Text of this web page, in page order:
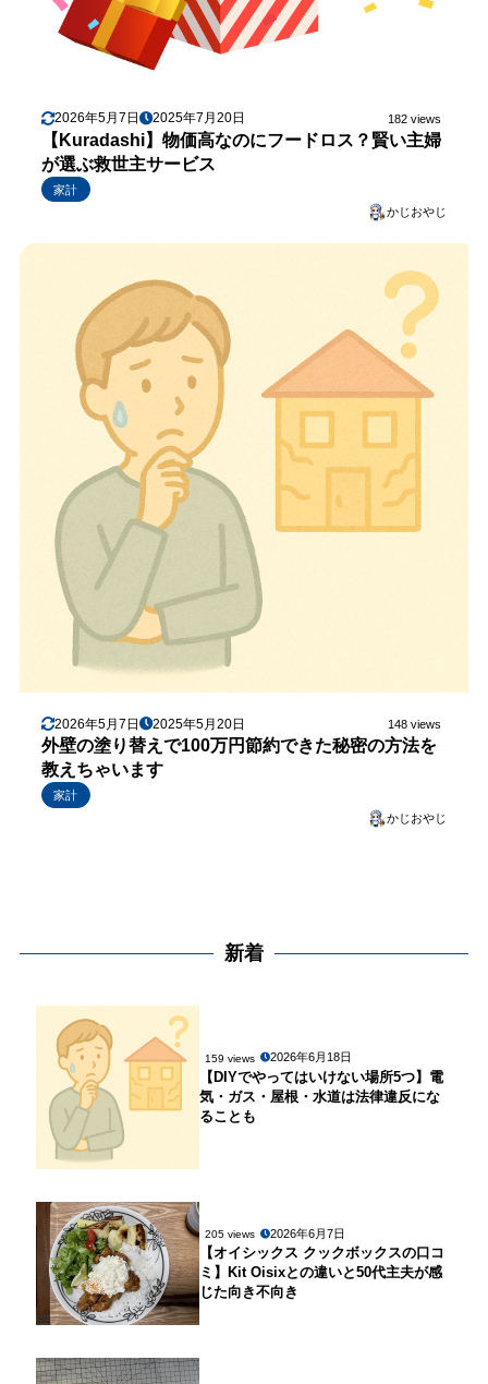
2026年5月7日 2025年7月20日 182 views
【Kuradashi】物価高なのにフードロス？賢い主婦
が選ぶ救世主サービス
家計
かじおやじ
2026年5月7日 2025年5月20日 148 views
外壁の塗り替えで100万円節約できた秘密の方法を
教えちゃいます
家計
かじおやじ
新着
159 views 2026年6月18日
【DIYでやってはいけない場所5つ】電
気・ガス・屋根・水道は法律違反にな
ることも
205 views 2026年6月7日
【オイシックス クックボックスの口コ
ミ】Kit Oisixとの違いと50代主夫が感
じた向き不向き